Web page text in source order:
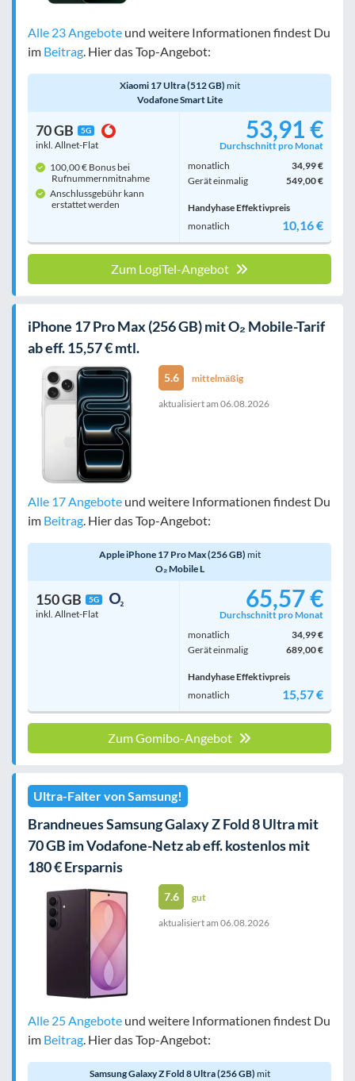
Alle 23 Angebote und weitere Informationen findest Du
im Beitrag. Hier das Top-Angebot:
Xiaomi 17 Ultra (512 GB) mit
Vodafone Smart Lite
70 GB 5G
inkl. Allnet-Flat
100,00 € Bonus bei
Rufnummern­mitnahme
Anschlussgebühr kann
erstattet werden
53,91 €
Durchschnitt pro Monat
monatlich
34,99 €
Gerät einmalig
549,00 €
Handyhase Effektivpreis
monatlich
10,16 €
Zum LogiTel-Angebot
iPhone 17 Pro Max (256 GB) mit O₂ Mobile-Tarif
ab eff. 15,57 € mtl.
5.6 mittelmäßig
aktualisiert am 06.08.2026
Alle 17 Angebote und weitere Informationen findest Du
im Beitrag. Hier das Top-Angebot:
Apple iPhone 17 Pro Max (256 GB) mit
O₂ Mobile L
150 GB 5G
inkl. Allnet-Flat
65,57 €
Durchschnitt pro Monat
monatlich
34,99 €
Gerät einmalig
689,00 €
Handyhase Effektivpreis
monatlich
15,57 €
Zum Gomibo-Angebot
Ultra-Falter von Samsung!
Brandneues Samsung Galaxy Z Fold 8 Ultra mit
70 GB im Vodafone-Netz ab eff. kostenlos mit
180 € Ersparnis
7.6 gut
aktualisiert am 06.08.2026
Alle 25 Angebote und weitere Informationen findest Du
im Beitrag. Hier das Top-Angebot:
Samsung Galaxy Z Fold 8 Ultra (256 GB) mit